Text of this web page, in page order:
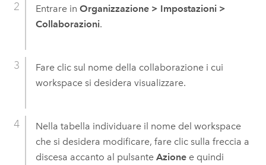
Entrare in Organizzazione > Impostazioni >
Collaborazioni.
Fare clic sul nome della collaborazione i cui
workspace si desidera visualizzare.
Nella tabella individuare il nome del workspace
che si desidera modificare, fare clic sulla freccia a
discesa accanto al pulsante Azionee quindi